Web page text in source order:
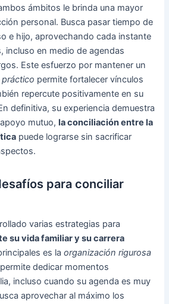
ámbitos le brinda una mayor
personal. Busca pasar tiempo de
e hijo, aprovechando cada instante
incluso en medio de agendas
Este esfuerzo por mantener un
permite fortalecer vínculos
repercute positivamente en su
definitiva, su experiencia demuestra
mutuo,la conciliación entre la
puede lograrse sin sacrificar
para conciliar
varias estrategias para
su vida familiar y su carrera
es laorganización rigurosa
dedicar momentos
incluso cuando su agenda es muy
aprovechar al máximo los